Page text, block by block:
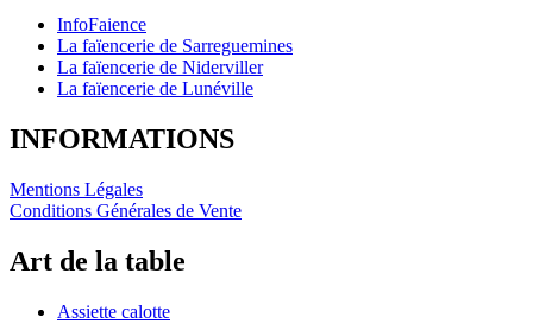
InfoFaience
La faïencerie de Sarreguemines
La faïencerie de Niderviller
La faïencerie de Lunéville
INFORMATIONS
Mentions Légales
Conditions Générales de Vente
Art de la table
Assiette calotte